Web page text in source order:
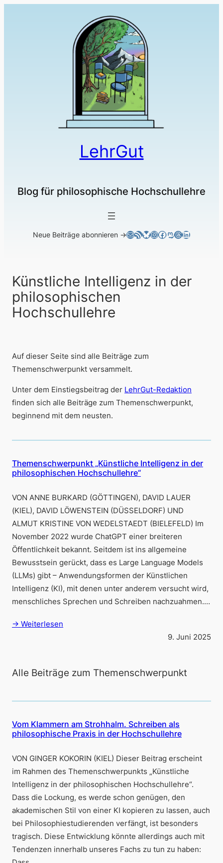
LehrGut
Blog für philosophische Hochschullehre
Neue Beiträge abonnieren →E-MailRSS-FeedBluesky
Instagram
Facebook
Mastodon
Threads
LinkedIn
Künstliche Intelligenz in der
philosophischen
Hochschullehre
Auf dieser Seite sind alle Beiträge zum
Themenschwerpunkt versammelt.
Unter dem Einstiegsbeitrag der LehrGut-Redaktion
finden sich alle Beiträge zum Themenschwerpunkt,
beginnend mit dem neusten.
Themenschwerpunkt „Künstliche Intelligenz in der
philosophischen Hochschullehre“
VON ANNE BURKARD (GÖTTINGEN), DAVID LAUER
(KIEL), DAVID LÖWENSTEIN (DÜSSELDORF) UND
ALMUT KRISTINE VON WEDELSTAEDT (BIELEFELD) Im
November 2022 wurde ChatGPT einer breiteren
Öffentlichkeit bekannt. Seitdem ist ins allgemeine
Bewusstsein gerückt, dass es Large Language Models
(LLMs) gibt – Anwendungsformen der Künstlichen
Intelligenz (KI), mit denen unter anderem versucht wird,
menschliches Sprechen und Schreiben nachzuahmen.…
→ Weiterlesen
9. Juni 2025
Alle Beiträge zum Themenschwerpunkt
Vom Klammern am Strohhalm. Schreiben als
philosophische Praxis in der Hochschullehre
VON GINGER KOKORIN (KIEL) Dieser Beitrag erscheint
im Rahmen des Themenschwerpunkts „Künstliche
Intelligenz in der philosophischen Hochschullehre“.
Dass die Lockung, es werde schon genügen, den
akademischen Stil von einer KI kopieren zu lassen, auch
bei Philosophiestudierenden verfängt, ist besonders
tragisch. Diese Entwicklung könnte allerdings auch mit
Tendenzen innerhalb unseres Fachs zu tun zu haben: